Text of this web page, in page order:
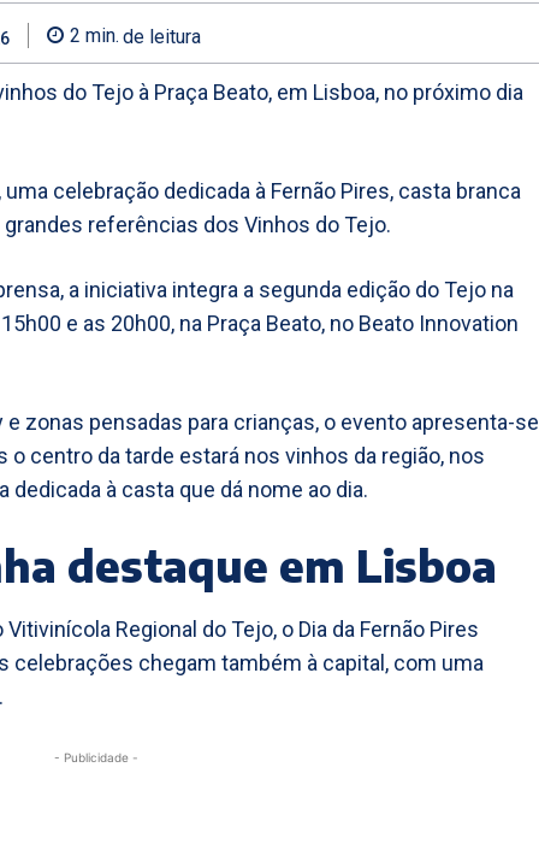
2 min. de leitura
do Tejo à Praça Beato, em Lisboa, no próximo dia
celebração dedicada à Fernão Pires, casta branca
referências dos Vinhos do Tejo.
a iniciativa integra a segunda edição do Tejo na
e as 20h00, na Praça Beato, no Beato Innovation
zonas pensadas para crianças, o evento apresenta-se
centro da tarde estará nos vinhos da região, nos
à casta que dá nome ao dia.
destaque em Lisboa
Regional do Tejo, o Dia da Fernão Pires
celebrações chegam também à capital, com uma
- Publicidade -